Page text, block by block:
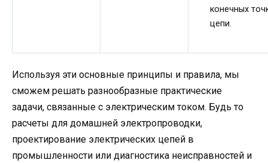
конечных
цепи.
Используя эти основные принципы и правила, мы
сможем решать разнообразные практические
задачи, связанные с электрическим током. Будь то
расчеты для домашней электропроводки,
проектирование электрических цепей в
промышленности или диагностика неисправностей и